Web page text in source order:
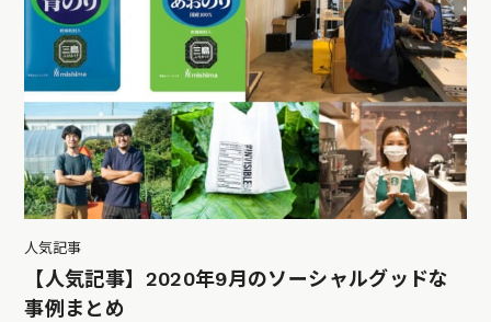
人気記事
【人気記事】2020年9月のソーシャルグッドな
事例まとめ